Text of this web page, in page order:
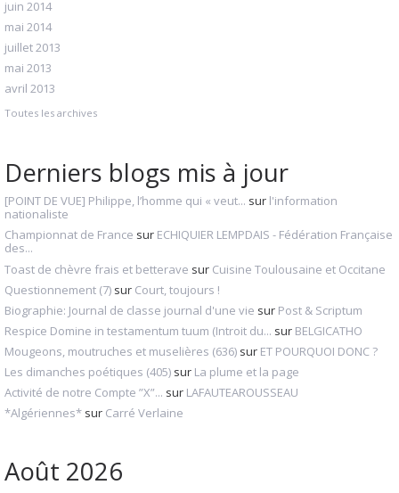
juin 2014
mai 2014
juillet 2013
mai 2013
avril 2013
Toutes les archives
Derniers blogs mis à jour
[POINT DE VUE] Philippe, l’homme qui « veut... sur l'information
nationaliste
Championnat de France sur ECHIQUIER LEMPDAIS - Fédération Française
des...
Toast de chèvre frais et betterave sur Cuisine Toulousaine et Occitane
Questionnement (7) sur Court, toujours !
Biographie: Journal de classe journal d'une vie sur Post & Scriptum
Respice Domine in testamentum tuum (Introit du... sur BELGICATHO
Mougeons, moutruches et muselières (636) sur ET POURQUOI DONC ?
Les dimanches poétiques (405) sur La plume et la page
Activité de notre Compte ”X”... sur LAFAUTEAROUSSEAU
*Algériennes* sur Carré Verlaine
Août 2026